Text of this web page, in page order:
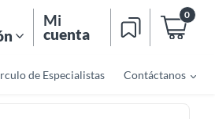
Mi
cuenta
0
de Especialistas Contáctanos